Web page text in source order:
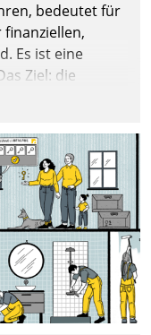
bedeutet für
Es ist eine
Ziel: die
Damit
Grundregeln